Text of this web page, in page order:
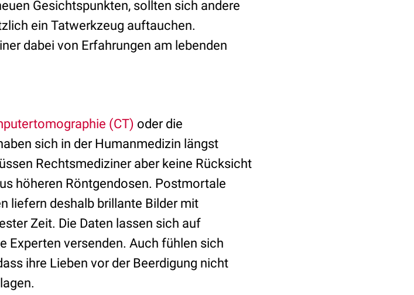
Gesichtspunkten, sollten sich andere
ein Tatwerkzeug auftauchen.
dabei von Erfahrungen am lebenden
(CT) oder die
sich in der Humanmedizin längst
Rechtsmediziner aber keine Rücksicht
höheren Röntgendosen. Postmortale
liefern deshalb brillante Bilder mit
Zeit. Die Daten lassen sich auf
Experten versenden. Auch fühlen sich
ihre Lieben vor der Beerdigung nicht